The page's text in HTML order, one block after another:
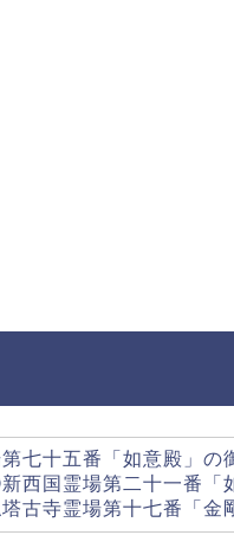
七十五番「如意殿」の
西国霊場第二十一番
古寺霊場第十七番「金